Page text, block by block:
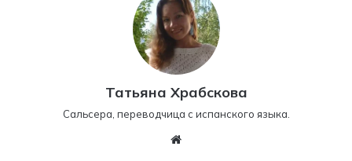
Татьяна Храбскова
Сальсера, переводчица с испанского языка.